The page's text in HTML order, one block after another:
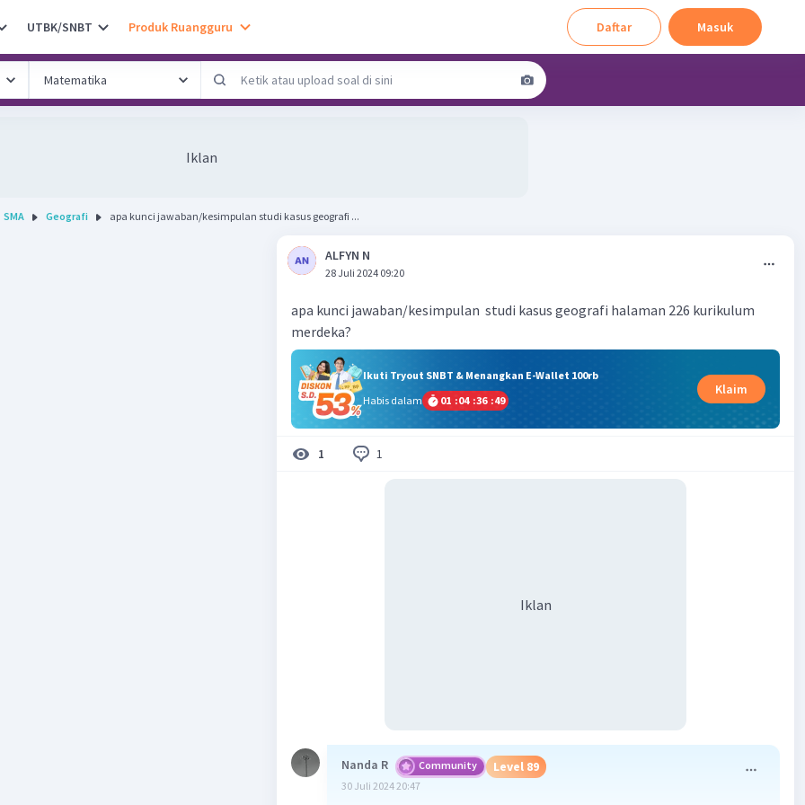
UTBK/SNBT Produk Ruangguru Daftar Masuk
Iklan
SMA Geografi apa kunci jawaban/kesimpulan studi kasus geografi ...
ALFYN N
28 Juli 2024 09:20
apa kunci jawaban/kesimpulan studi kasus geografi halaman 226 kurikulum
merdeka?
Ikuti Tryout SNBT & Menangkan E-Wallet 100rb
Habis dalam
01 :04 :36 :49
Klaim
1 1
Iklan
Nanda R Community Level 89
30 Juli 2024 20:47